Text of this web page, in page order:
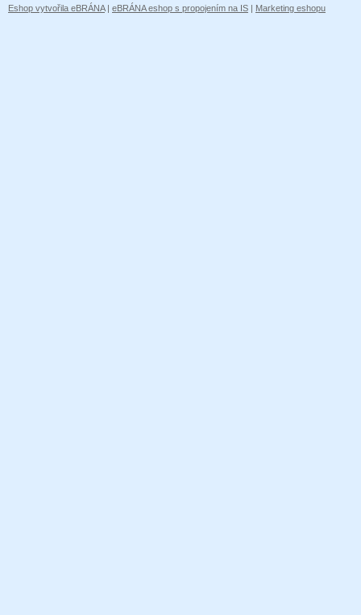
Eshop vytvořila eBRÁNA| eBRÁNA eshop s propojením na IS | Marketing eshopu